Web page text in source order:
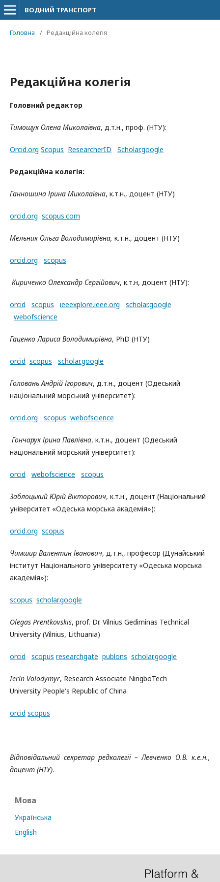
ВОДНИЙ ТРАНСПОРТ
Головна / Редакційна колегія
Редакційна колегія
Головний редактор
Тимощук Олена Миколаївна, д.т.н., проф. (НТУ):
Orcid.org Scopus ResearcherID Scholar.google
Редакційна колегія:
Ганношина Ірина Миколаївна, к.т.н., доцент (НТУ)
orcid.org scopus.com
Мельник Ольга Володимирівна, к.т.н., доцент (НТУ)
orcid.org scopus
Кириченко Олександр Сергійович, к.т.н, доцент (НТУ):
orcid scopus ieeexplore.ieee.org
scholar.google
webofscience
Гаценко Лариса Володимирівна, PhD (НТУ)
orcid scopus scholar.google
Головань Андрій Ігорович, д.т.н., доцент (Одеський
національний морський університет):
orcid.org scopus webofscience
Гончарук Ірина Павлівна, к.т.н., доцент (Одеський
національний морський університет):
orcid webofscience scopus
Заблоцький Юрій Вікторович, к.т.н., доцент (Національний
університет «Одеська морська академія»):
orcid.org scopus
Чимшир Валентин Іванович, д.т.н., професор (Дунайський
інститут Національного університету «Одеська морська
академія»):
scopus scholar.google
Olegas Prentkovskis, prof. Dr. Vilnius Gediminas Technical
University (Vilnius, Lithuania)
orcid scopus researchgate publons scholar.google
Ierin Volodymyr, Research Associate NingboTech
University People's Republic of China
orcid scopus
Відповідальний секретар редколегії – Левченко О.В. к.е.н.,
доцент (НТУ).
Мова
Українська
English